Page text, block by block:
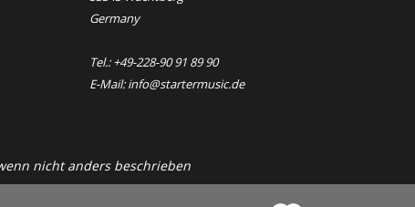
Germany
Tel.: +49-228-90 91 89 90
E-Mail: info@startermusic.de
nicht anders beschrieben